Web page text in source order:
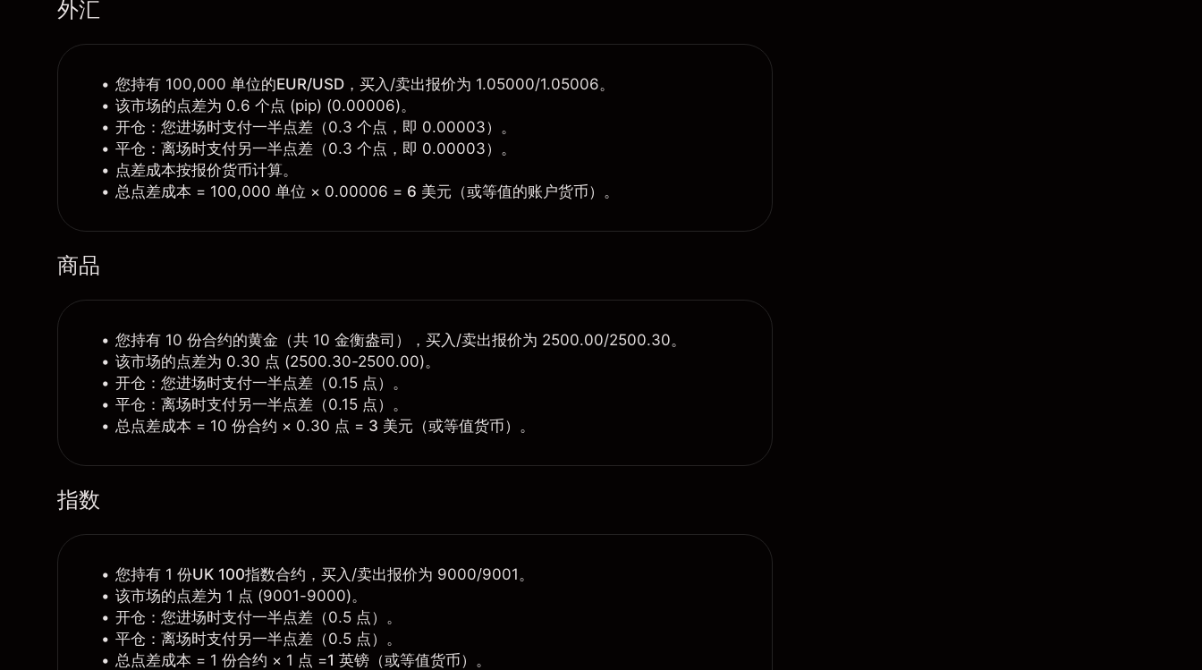
外汇
您持有 100,000 单位的EUR/USD ，买入/卖出报价为 1.05000/1.05006。
该市场的点差为 0.6 个点 (pip) (0.00006)。
开仓：您进场时支付一半点差（0.3 个点，即 0.00003）。
平仓：离场时支付另一半点差（0.3 个点，即 0.00003）。
点差成本按报价货币计算。
总点差成本 = 100,000 单位 × 0.00006 = 6 美元 （或等值的账户货币）。
商品
您持有 10 份合约的黄金 （共 10 金衡盎司），买入/卖出报价为 2500.00/2500.30。
该市场的点差为 0.30 点 (2500.30-2500.00)。
开仓：您进场时支付一半点差（0.15 点）。
平仓：离场时支付另一半点差（0.15 点）。
总点差成本 = 10 份合约 × 0.30 点 = 3 美元 （或等值货币）。
指数
您持有 1 份UK 100指数合约，买入/卖出报价为 9000/9001。
该市场的点差为 1 点 (9001-9000)。
开仓：您进场时支付一半点差（0.5 点）。
平仓：离场时支付另一半点差（0.5 点）。
总点差成本 = 1 份合约 × 1 点 =1 英镑 （或等值货币）。